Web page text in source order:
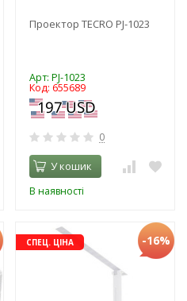
Проектор TECRO PJ-1023
Арт: PJ-1023
Код: 655689
0
У кошик
В наявності
СПЕЦ. ЦІНА -16%